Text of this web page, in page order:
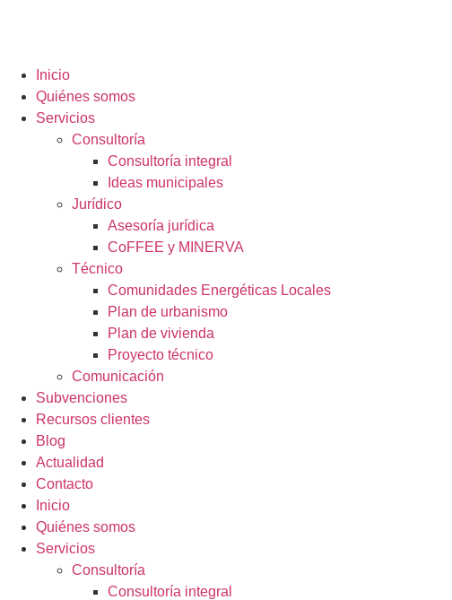
Inicio
Quiénes somos
Servicios
Consultoría
Consultoría integral
Ideas municipales
Jurídico
Asesoría jurídica
CoFFEE y MINERVA
Técnico
Comunidades Energéticas Locales
Plan de urbanismo
Plan de vivienda
Proyecto técnico
Comunicación
Subvenciones
Recursos clientes
Blog
Actualidad
Contacto
Inicio
Quiénes somos
Servicios
Consultoría
Consultoría integral